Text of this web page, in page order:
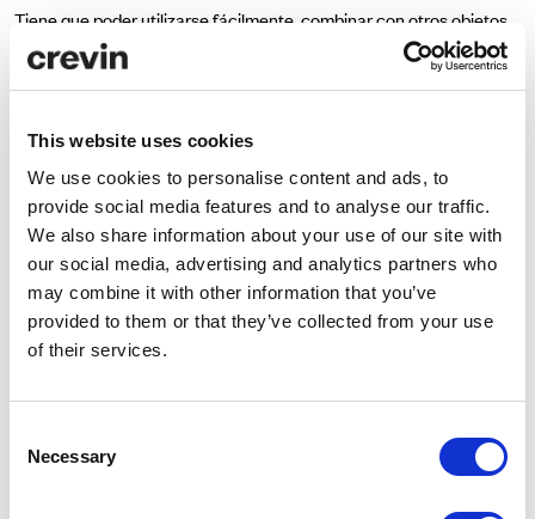
This website uses cookies
We use cookies to personalise content and ads, to
provide social media features and to analyse our traffic.
We also share information about your use of our site with
our social media, advertising and analytics partners who
may combine it with other information that you’ve
provided to them or that they’ve collected from your use
of their services.
Selection
Necessary
Tiene que poder utilizarse fácilmente, combinar con otros objetos,
tener una vida útil larga y darte pequeñas dosis de alegría
regreso de la artesanía de toda la vida, de la (im)perfección hecha
a mano y de las texturas profundas y honestas.
Granit
Por fin, una textura diferente. Granulada, profunda y auténtica.
Granit, que imita el tacto suave de la arcilla y las formas orgánicas
de los sedimentos de piedra, recupera la artesanía de la mayor
fibras, recicladas al 90%, generan patrones de textura granulosa
que emergen con elegancia. Así es como estética y funcionalidad
se conciben a la vez.